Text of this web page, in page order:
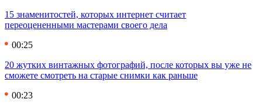
15 знаменитостей, которых интернет считает
переоцененными мастерами своего дела
00:25
20 жутких винтажных фотографий, после которых вы уже не
сможете смотреть на старые снимки как раньше
00:23